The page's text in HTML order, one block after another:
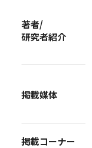
著者/
研究者紹介
掲載媒体
掲載コーナー